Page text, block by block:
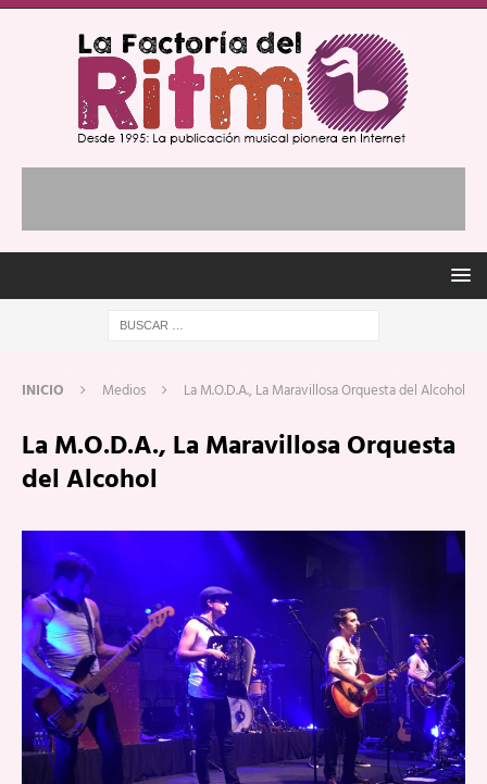
INICIO Medios La M.O.D.A., La Maravillosa Orquesta del Alcohol
La M.O.D.A., La Maravillosa Orquesta
del Alcohol